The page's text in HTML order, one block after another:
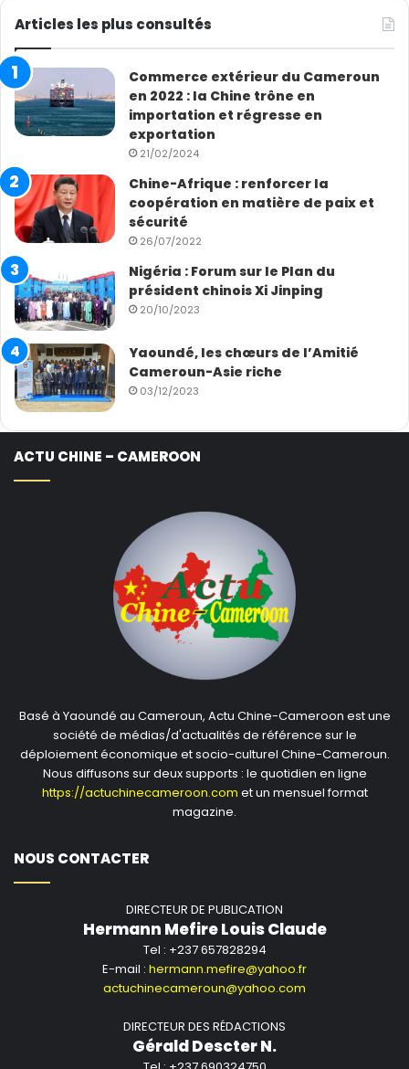
Articles les plus consultés
Commerce extérieur du Cameroun
en 2022 : la Chine trône en
importation et régresse en
exportation
21/02/2024
Chine-Afrique : renforcer la
coopération en matière de paix et
sécurité
26/07/2022
Nigéria : Forum sur le Plan du
président chinois Xi Jinping
20/10/2023
Yaoundé, les chœurs de l’Amitié
Cameroun-Asie riche
03/12/2023
ACTU CHINE – CAMEROON
Basé à Yaoundé au Cameroun, Actu Chine-Cameroon est une
société de médias/d'actualités de référence sur le
déploiement économique et socio-culturel Chine-Cameroun.
Nous diffusons sur deux supports : le quotidien en ligne
https://actuchinecameroon.com et un mensuel format
magazine.
NOUS CONTACTER
DIRECTEUR DE PUBLICATION
Hermann Mefire Louis Claude
Tel : +237 657828294
E-mail : hermann.mefire@yahoo.fr
actuchinecameroun@yahoo.com
DIRECTEUR DES RÉDACTIONS
Gérald Descter N.